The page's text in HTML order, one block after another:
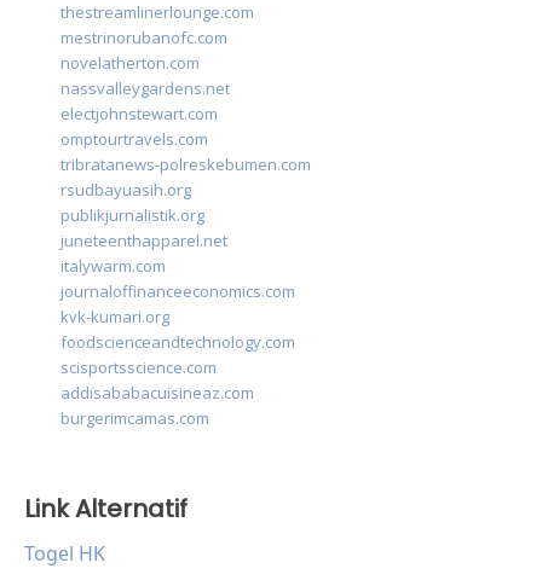
thestreamlinerlounge.com
mestrinorubanofc.com
novelatherton.com
nassvalleygardens.net
electjohnstewart.com
omptourtravels.com
tribratanews-polreskebumen.com
rsudbayuasih.org
publikjurnalistik.org
juneteenthapparel.net
italywarm.com
journaloffinanceeconomics.com
kvk-kumari.org
foodscienceandtechnology.com
scisportsscience.com
addisababacuisineaz.com
burgerimcamas.com
Link Alternatif
Togel HK